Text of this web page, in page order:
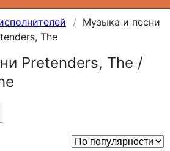
Музыка и песни
The
Pretenders, The /